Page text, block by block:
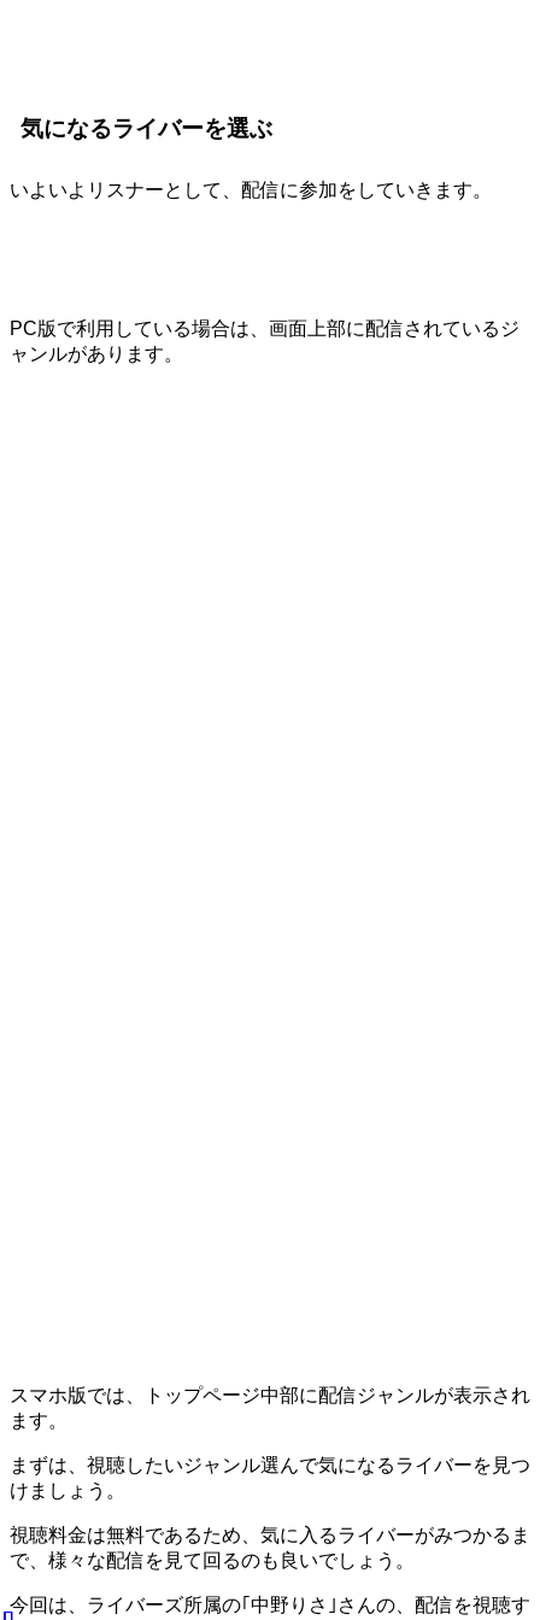
気になるライバーを選ぶ
いよいよリスナーとして、配信に参加をしていきます。
PC版で利用している場合は、画面上部に配信されているジ
ャンルがあります。
スマホ版では、トップページ中部に配信ジャンルが表示され
ます。
まずは、視聴したいジャンル選んで気になるライバーを見つ
けましょう。
視聴料金は無料であるため、気に入るライバーがみつかるま
で、様々な配信を見て回るのも良いでしょう。
今回は、ライバーズ所属の｢中野りさ｣さんの、配信を視聴す